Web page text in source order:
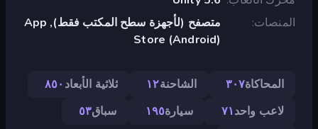
المنصات
متصفح (لأجهزة سطح المكتب فقط), App
Store (Android)
المحاكاة٣٠٧ الشاحنة١٢ ثلاثية الأبعاد ٨٥٠
لاعب واحد٧١ سيارة١٩٥ سباق٥٣